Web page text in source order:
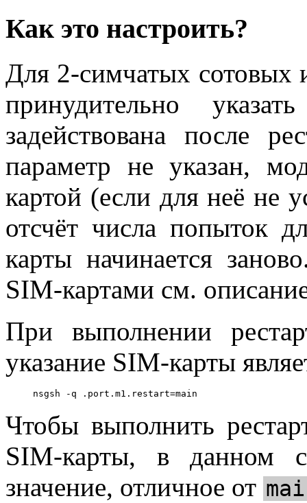
Как это настроить?
Для 2-симчатых
принудительно
задействована после
параметр не указан,
картой (если для неё не
отсчёт числа попыток
карты начинается
SIM-картами см.
При выполнении
указание SIM-карты
nsgsh -q .port.m1.restart=main
Чтобы выполнить
SIM-карты, в данном
значение, отличное от